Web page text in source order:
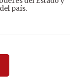
país.